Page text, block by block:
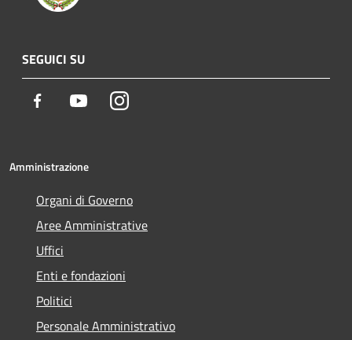
SEGUICI SU
Facebook YoutubeInstagram
Amministrazione
Organi di Governo
Aree Amministrative
Uffici
Enti e fondazioni
Politici
Personale Amministrativo